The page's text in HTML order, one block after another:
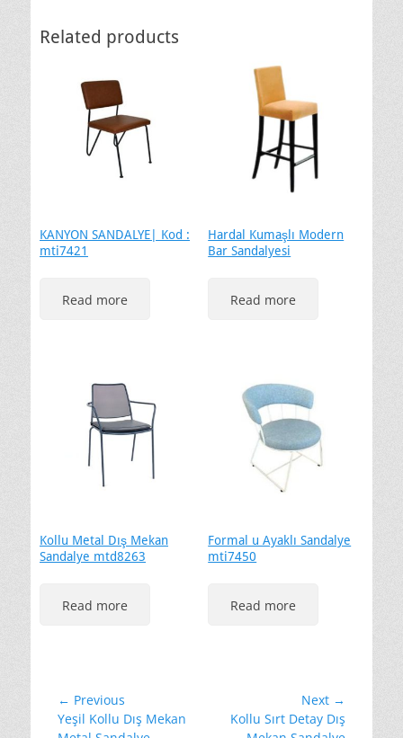
Related products
KANYON SANDALYE| Kod :
mti7421
Read more
Hardal Kumaşlı Modern
Bar Sandalyesi
Read more
Kollu Metal Dış Mekan
Sandalye mtd8263
Read more
Formal u Ayaklı Sandalye
mti7450
Read more
Yazı
gezinmesi
← Previous
Previous
Yeşil Kollu Dış Mekan
Next →
Kollu Sırt Detay Dış